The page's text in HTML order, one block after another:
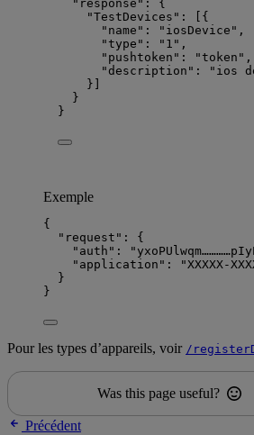
"response" : {
"TestDevices" : [{
"name" : " iosDevice " ,
"type" : " 1 " ,
"pushtoken" : " token " ,
"description" : " ios
}]
}
}
Exemple
{
"request" : {
"auth" : "
"application" : "XXXXX-
}
}
Pour les types d’appareils, voir /
Was this page useful?
Précédent